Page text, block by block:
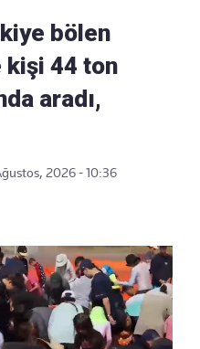
bölen
44 ton
aradı,
2026 - 10:36